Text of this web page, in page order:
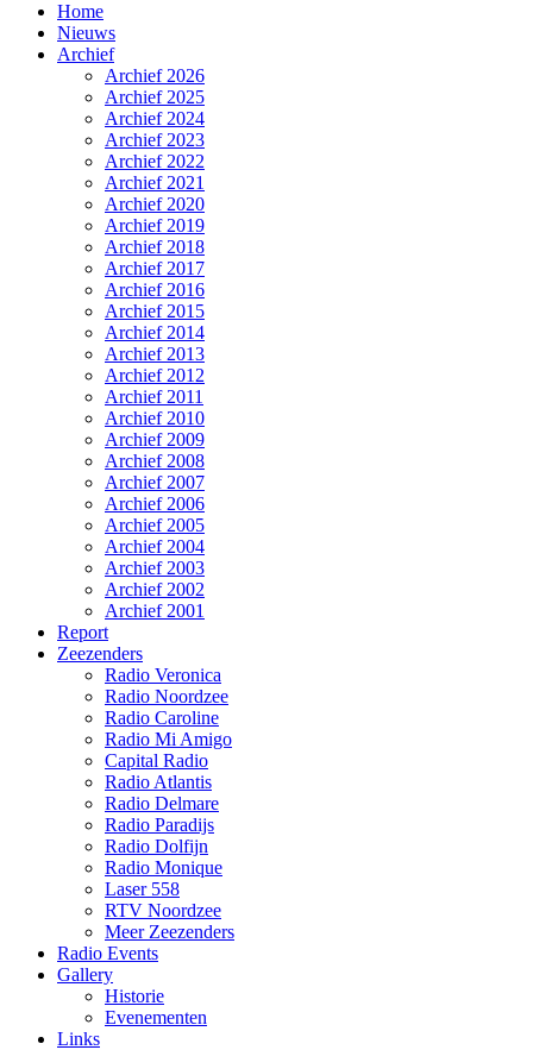
Home
Nieuws
Archief
Archief 2026
Archief 2025
Archief 2024
Archief 2023
Archief 2022
Archief 2021
Archief 2020
Archief 2019
Archief 2018
Archief 2017
Archief 2016
Archief 2015
Archief 2014
Archief 2013
Archief 2012
Archief 2011
Archief 2010
Archief 2009
Archief 2008
Archief 2007
Archief 2006
Archief 2005
Archief 2004
Archief 2003
Archief 2002
Archief 2001
Report
Zeezenders
Radio Veronica
Radio Noordzee
Radio Caroline
Radio Mi Amigo
Capital Radio
Radio Atlantis
Radio Delmare
Radio Paradijs
Radio Dolfijn
Radio Monique
Laser 558
RTV Noordzee
Meer Zeezenders
Radio Events
Gallery
Historie
Evenementen
Links